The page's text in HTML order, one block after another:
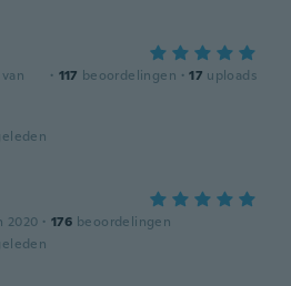
· 117 beoordelingen · 17 uploads
2020 · 176 beoordelingen